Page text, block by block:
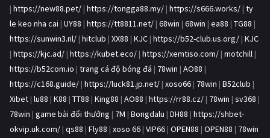
| https://new88.pet/ | https://tongga88.my/ | https://s666.works/ | ty
le keo nha cai | UY88 | https://tt8811.net/ | 68win | 68win | ea88 | TG88 |
https://sunwin3.nl/ | hitclub | XX88 | KJC | https://b52-club.us.org/ | KJC
| https://kjc.ad/ | https://kubet.eco/ | https://xemtiso.com/ | motchill |
https://b52com.io | trang cá độ bóng đá | 78win | AO88 |
https://c168.guide/ | https://luck81.jp.net/ | xoso66 | 78win | B52club |
Xibet | lu88 | K88 | TT88 | King88 | AO88 | https://rr88.cz/ | 78win | sv368 |
78win | game bài đổi thưởng | 7M | Bongdalu | DH88 | https://shbet-
okvip.uk.com/ | qs88 | Fly88 | xoso 66 | VIP66 | OPEN88 | OPEN88 | 78win